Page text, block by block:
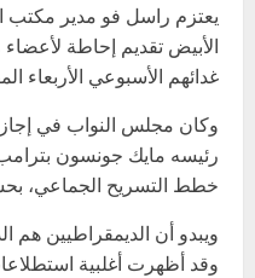
يعتزم راسل فو مدير مكتب
الأبيض تقديم إحاطة
غدائهم الأسبوعي الأربعاء
وكان مجلس النواب في
رئيسه مايك جونسون
خطط التسريح الجماعي،
ويبدو أن الديمقراطيين هم
وقد أظهرت أغلبية